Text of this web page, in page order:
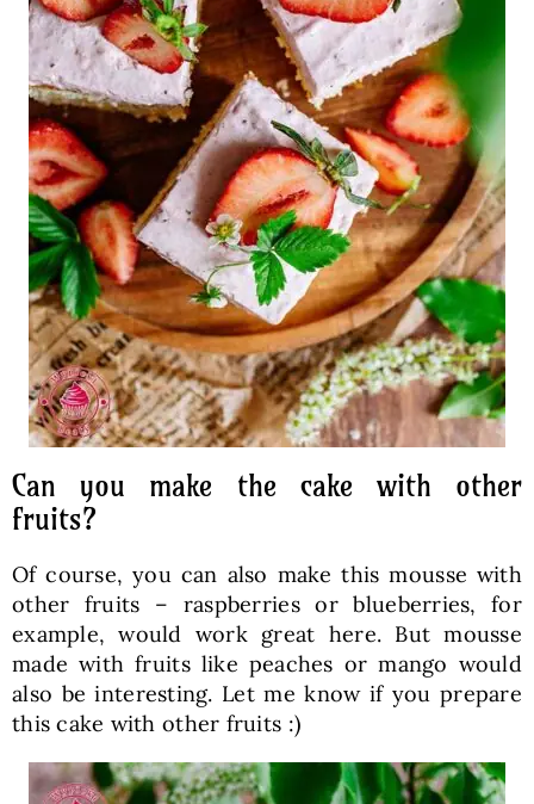
Can you make the cake with other
fruits?
Of course, you can also make this mousse with
other fruits – raspberries or blueberries, for
example, would work great here. But mousse
made with fruits like peaches or mango would
also be interesting. Let me know if you prepare
this cake with other fruits :)